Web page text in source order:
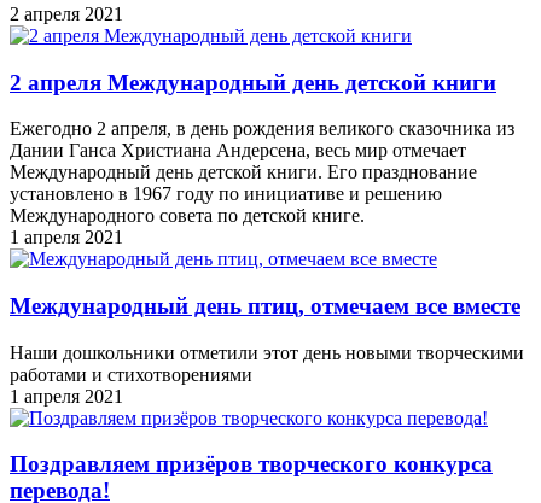
2 апреля 2021
2 апреля Международный день детской книги
Ежегодно 2 апреля, в день рождения великого сказочника из
Дании Ганса Христиана Андерсена, весь мир отмечает
Международный день детской книги. Его празднование
установлено в 1967 году по инициативе и решению
Международного совета по детской книге.
1 апреля 2021
Международный день птиц, отмечаем все вместе
Наши дошкольники отметили этот день новыми творческими
работами и стихотворениями
1 апреля 2021
Поздравляем призёров творческого конкурса
перевода!